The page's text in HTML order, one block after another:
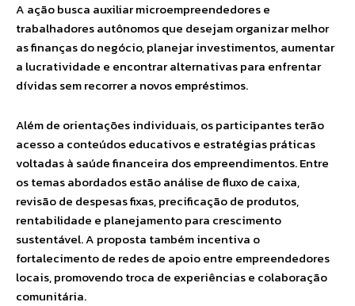
A ação busca auxiliar microempreendedores e
trabalhadores autônomos que desejam organizar melhor
as finanças do negócio, planejar investimentos, aumentar
a lucratividade e encontrar alternativas para enfrentar
dívidas sem recorrer a novos empréstimos.
Além de orientações individuais, os participantes terão
acesso a conteúdos educativos e estratégias práticas
voltadas à saúde financeira dos empreendimentos. Entre
os temas abordados estão análise de fluxo de caixa,
revisão de despesas fixas, precificação de produtos,
rentabilidade e planejamento para crescimento
sustentável. A proposta também incentiva o
fortalecimento de redes de apoio entre empreendedores
locais, promovendo troca de experiências e colaboração
comunitária.